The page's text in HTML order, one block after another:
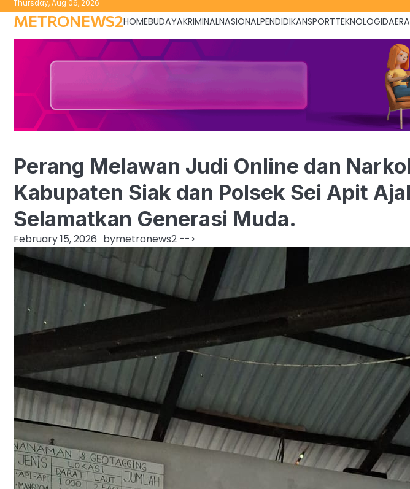
to
content
Thursday, Aug 06, 2026
METRONEWS2HOMEBUDAYAKRIMINALNASIONALPENDIDIKANSPORTTEKNOLOGI
Perang Melawan Judi Online dan
Kabupaten Siak dan Polsek Sei Apit
Selamatkan Generasi Muda.
February 15, 2026 bymetronews2 -->